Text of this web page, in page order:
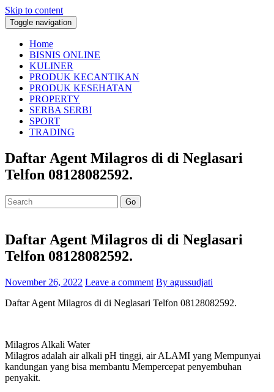
Skip to content
Toggle navigation
Home
BISNIS ONLINE
KULINER
PRODUK KECANTIKAN
PRODUK KESEHATAN
PROPERTY
SERBA SERBI
SPORT
TRADING
Daftar Agent Milagros di di Neglasari
Telfon 08128082592.
Go
Daftar Agent Milagros di di Neglasari
Telfon 08128082592.
November 26, 2022 Leave a comment By agussudjati
Daftar Agent Milagros di di Neglasari Telfon 08128082592.
Milagros Alkali Water
Milagros adalah air alkali pH tinggi, air ALAMI yang Mempunyai
kandungan yang bisa membantu Mempercepat penyembuhan
penyakit.